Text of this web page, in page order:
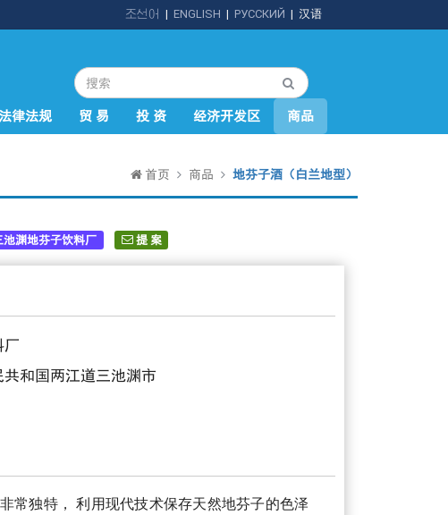
| 汉语
| РУССКИЙ
| ENGLISH
조선어
律法规 贸 易 投 资 经济开发区 商品
首页 商品 地芬子酒（白兰地型）
池渊地芬子饮料厂 提 案
厂
和国两江道三池渊市
常独特， 利用现代技术保存天然地芬子的色泽